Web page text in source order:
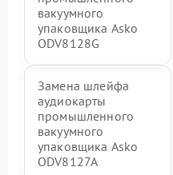
вакуумного
упаковщика Asko
ODV8128G
Замена шлейфа
аудиокарты
промышленного
вакуумного
упаковщика Asko
ODV8127A